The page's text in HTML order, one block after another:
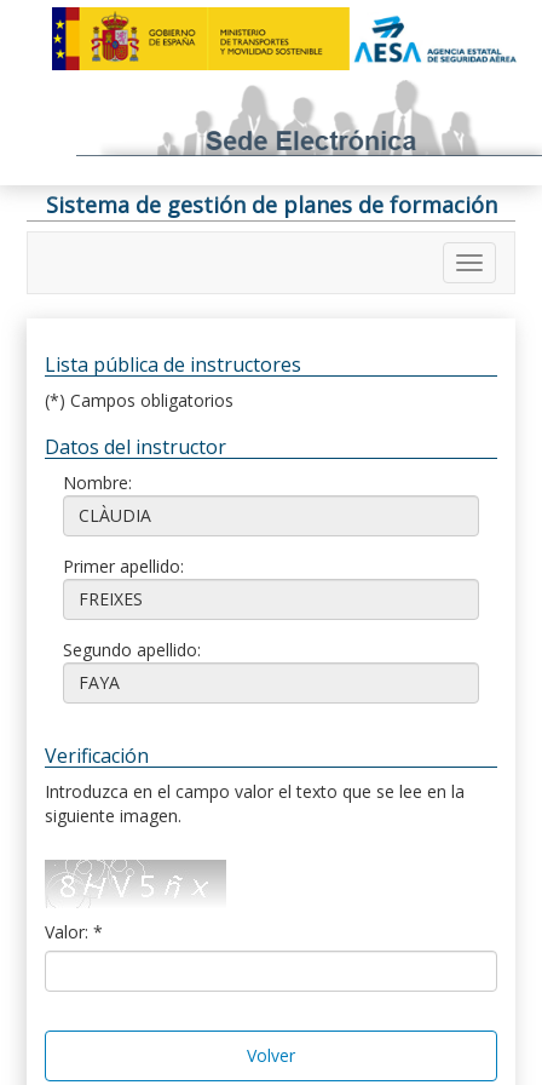
Sistema de gestión de planes de formación
Lista pública de instructores
(*) Campos obligatorios
Datos del instructor
Nombre:
Primer apellido:
Segundo apellido:
Verificación
Introduzca en el campo valor el texto que se lee en la
siguiente imagen.
Valor: *
Volver